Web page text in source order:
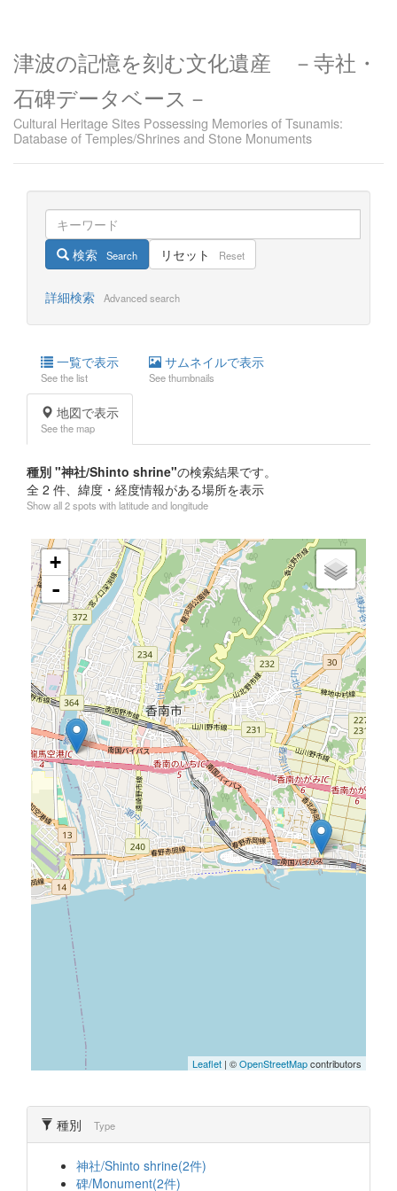
津波の記憶を刻む文化遺産 －寺社・
石碑データベース－
Cultural Heritage Sites Possessing Memories of Tsunamis:
Database of Temples/Shrines and Stone Monuments
検索 Search リセット Reset
詳細検索 Advanced search
一覧で表示
See the list
サムネイルで表示
See thumbnails
地図で表示
See the map
種別 "神社/Shinto shrine"の検索結果です。
全 2 件、緯度・経度情報がある場所を表示
Show all 2 spots with latitude and longitude
+
-
Leaflet | ©OpenStreetMapcontributors
種別 Type
神社/Shinto shrine(2件)
碑/Monument(2件)